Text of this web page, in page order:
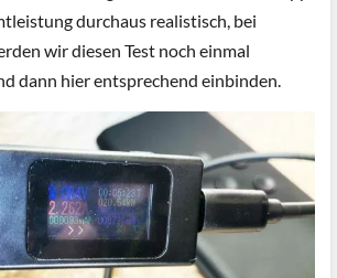
durchaus realistisch, bei
wir diesen Test noch einmal
dann hier entsprechend einbinden.